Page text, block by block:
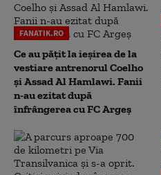
FANATIK.RO
Ce au pățit la ieșirea de la
vestiare antrenorul Coelho
și Assad Al Hamlawi. Fanii
n-au ezitat după
înfrângerea cu FC Argeș